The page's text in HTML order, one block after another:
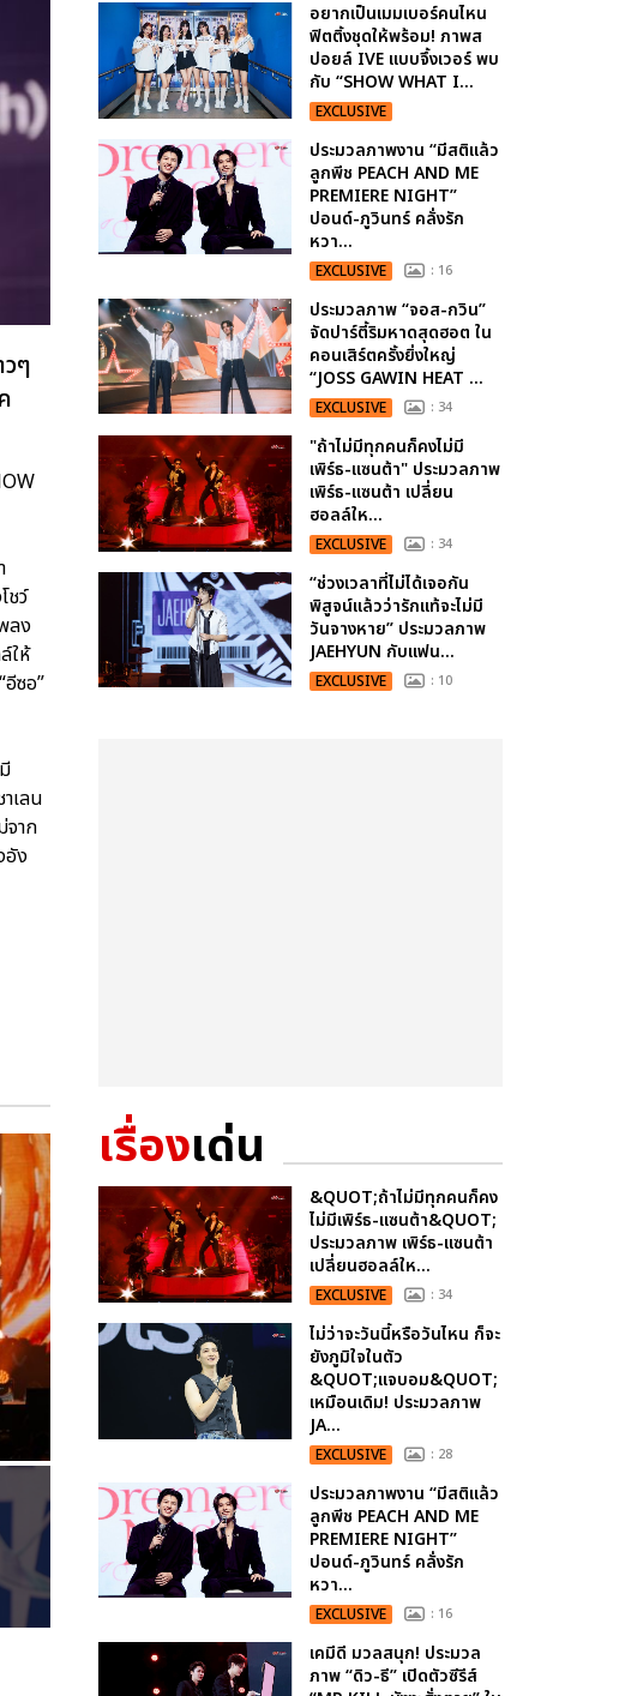
ๆ
ชว์
ลง
ให้
ซอ”
เลน
จาก
อัง
อยากเป็นเมมเบอร์คนไหน
ฟิตติ้งชุดให้พร้อม! ภาพส
ปอยล์ IVE แบบจึ้งเวอร์ พบ
กับ “SHOW WHAT I...
EXCLUSIVE
ประมวลภาพงาน “มีสติแล้ว
ลูกพีช PEACH AND ME
PREMIERE NIGHT”
ปอนด์-ภูวินทร์ คลั่งรัก
หวา...
EXCLUSIVE : 16
ประมวลภาพ “จอส-กวิน”
จัดปาร์ตี้ริมหาดสุดฮอต ใน
คอนเสิร์ตครั้งยิ่งใหญ่
“JOSS GAWIN HEAT ...
EXCLUSIVE : 34
"ถ้าไม่มีทุกคนก็คงไม่มี
เพิร์ธ-แซนต้า" ประมวลภาพ
เพิร์ธ-แซนต้า เปลี่ยน
ฮอลล์ให...
EXCLUSIVE : 34
“ช่วงเวลาที่ไม่ได้เจอกัน
พิสูจน์แล้วว่ารักแท้จะไม่มี
วันจางหาย” ประมวลภาพ
JAEHYUN กับแฟน...
EXCLUSIVE : 10
เรื่องเด่น
&QUOT;ถ้าไม่มีทุกคนก็คง
ไม่มีเพิร์ธ-แซนต้า&QUOT;
ประมวลภาพ เพิร์ธ-แซนต้า
เปลี่ยนฮอลล์ให...
EXCLUSIVE : 34
ไม่ว่าจะวันนี้หรือวันไหน ก็จะ
ยังภูมิใจในตัว
&QUOT;แจบอม&QUOT;
เหมือนเดิม! ประมวลภาพ
JA...
EXCLUSIVE : 28
ประมวลภาพงาน “มีสติแล้ว
ลูกพีช PEACH AND ME
PREMIERE NIGHT”
ปอนด์-ภูวินทร์ คลั่งรัก
หวา...
EXCLUSIVE : 16
เคมีดี มวลสนุก! ประมวล
ภาพ “ดิว-ธี” เปิดตัวซีรีส์